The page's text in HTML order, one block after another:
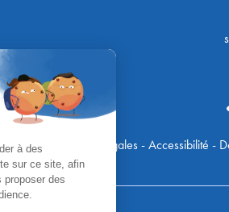
Mentions Légales-Accessibilité -